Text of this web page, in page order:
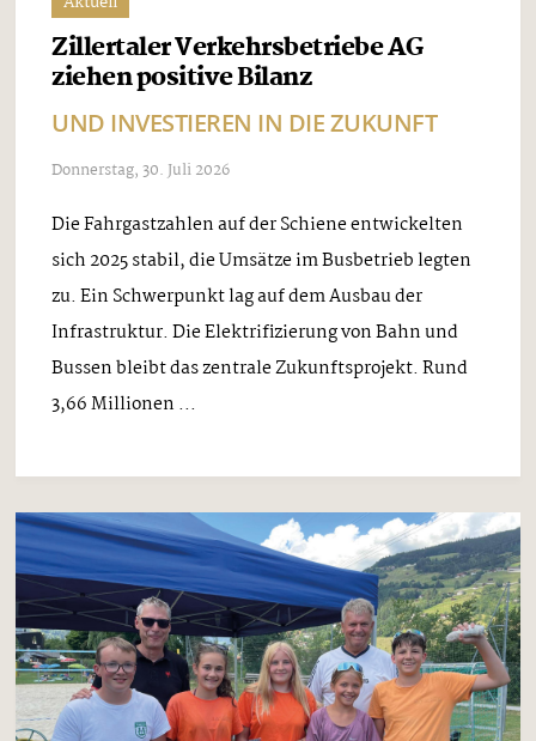
Zillertaler Verkehrsbetriebe AG
ziehen positive Bilanz
UND INVESTIEREN IN DIE ZUKUNFT
Donnerstag, 30. Juli 2026
Die Fahrgastzahlen auf der Schiene entwickelten
sich 2025 stabil, die Umsätze im Busbetrieb legten
zu. Ein Schwerpunkt lag auf dem Ausbau der
Infrastruktur. Die Elektrifizierung von Bahn und
Bussen bleibt das zentrale Zukunftsprojekt. Rund
3,66 Millionen ...